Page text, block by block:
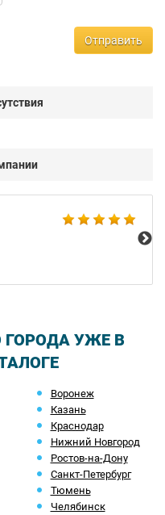
Отправить
ГОРОДА УЖЕ В
Воронеж
Казань
Краснодар
Нижний Новгород
Ростов-на-Дону
Санкт-Петербург
Тюмень
Челябинск